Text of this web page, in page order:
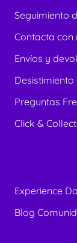
Seguimiento
Contacta con
Envíos y
Preguntas
Click & Collect
Experience
Blog